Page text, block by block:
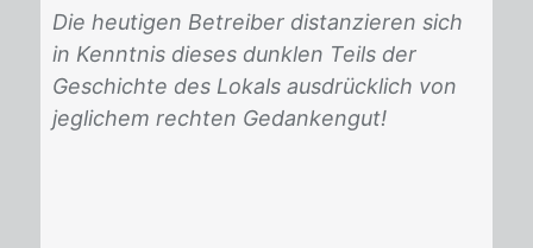
Die heutigen Betreiber distanzieren sich
in Kenntnis dieses dunklen Teils der
Geschichte des Lokals ausdrücklich von
jeglichem rechten Gedankengut!